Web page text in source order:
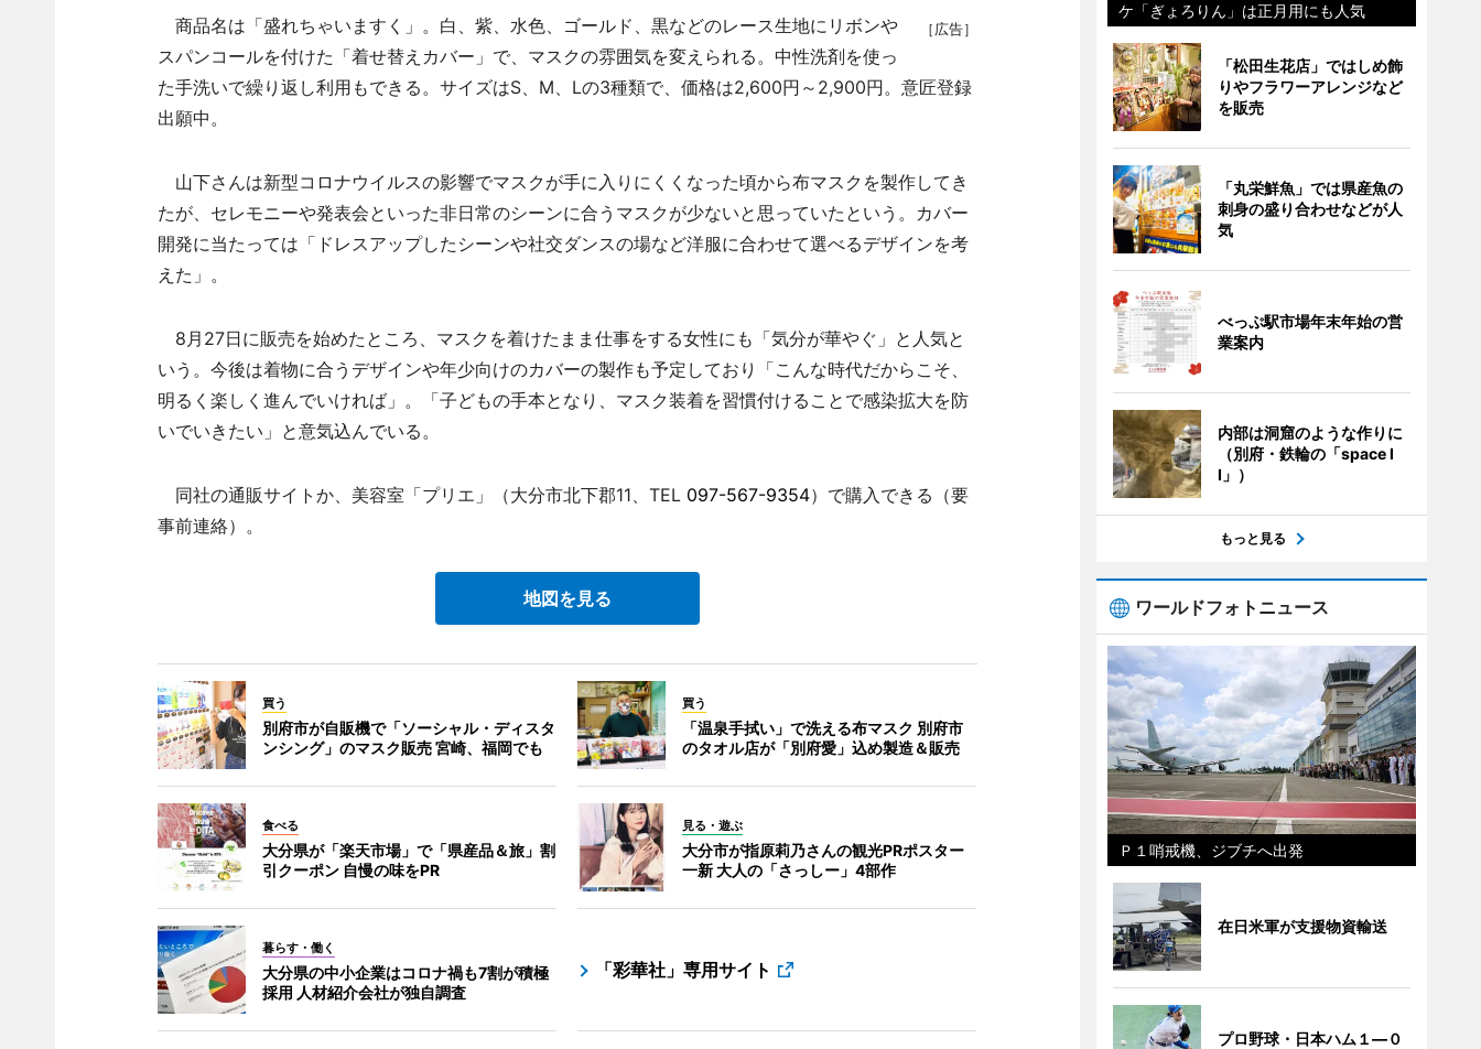
［広告］
商品名は「盛れちゃいますく」。白、紫、水色、ゴールド、黒などのレース生地にリボンや
スパンコールを付けた「着せ替えカバー」で、マスクの雰囲気を変えられる。中性洗剤を使っ
た手洗いで繰り返し利用もできる。サイズはS、M、Lの3種類で、価格は2,600円～2,900円。意匠登録
出願中。
山下さんは新型コロナウイルスの影響でマスクが手に入りにくくなった頃から布マスクを製作してき
たが、セレモニーや発表会といった非日常のシーンに合うマスクが少ないと思っていたという。カバー
開発に当たっては「ドレスアップしたシーンや社交ダンスの場など洋服に合わせて選べるデザインを考
えた」。
8月27日に販売を始めたところ、マスクを着けたまま仕事をする女性にも「気分が華やぐ」と人気と
いう。今後は着物に合うデザインや年少向けのカバーの製作も予定しており「こんな時代だからこそ、
明るく楽しく進んでいければ」。「子どもの手本となり、マスク装着を習慣付けることで感染拡大を防
いでいきたい」と意気込んでいる。
同社の通販サイトか、美容室「プリエ」（大分市北下郡11、TEL 097-567-9354）で購入できる（要
事前連絡）。
地図を見る
買う
別府市が自販機で「ソーシャル・ディスタ
ンシング」のマスク販売 宮崎、福岡でも
買う
「温泉手拭い」で洗える布マスク 別府市
のタオル店が「別府愛」込め製造＆販売
食べる
大分県が「楽天市場」で「県産品＆旅」割
引クーポン 自慢の味をPR
見る・遊ぶ
大分市が指原莉乃さんの観光PRポスター
一新 大人の「さっしー」4部作
暮らす・働く
大分県の中小企業はコロナ禍も7割が積極
採用 人材紹介会社が独自調査
「彩華社」専用サイト
ケ「ぎょろりん」は正月用にも人気
「松田生花店」ではしめ飾
りやフラワーアレンジなど
を販売
「丸栄鮮魚」では県産魚の
刺身の盛り合わせなどが人
気
べっぷ駅市場年末年始の営
業案内
内部は洞窟のような作りに
（別府・鉄輪の「space I
I」）
もっと見る
ワールドフォトニュース
Ｐ１哨戒機、ジブチへ出発
在日米軍が支援物資輸送
プロ野球・日本ハム１―０